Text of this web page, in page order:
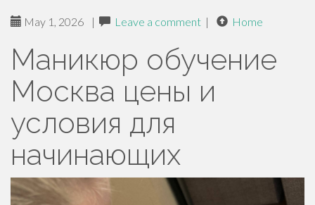
May 1, 2026 | Leave a comment | Home
Маникюр обучение
Москва цены и
условия для
начинающих